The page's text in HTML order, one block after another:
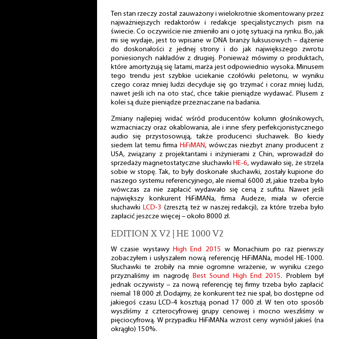
Ten stan rzeczy został zauważony i wielokrotnie skomentowany przez
najważniejszych redaktorów i redakcje specjalistycznych pism na
świecie. Co oczywiście nie zmieniło ani o jotę sytuacji na rynku. Bo, jak
mi się wydaje, jest to wpisane w DNA branży luksusowych – dążenie
do doskonałości z jednej strony i do jak największego zwrotu
poniesionych nakładów z drugiej. Ponieważ mówimy o produktach,
które amortyzują się latami, marża jest odpowiednio wysoka. Minusem
tego trendu jest szybkie uciekanie czołówki peletonu, w wyniku
czego coraz mniej ludzi decyduje się go trzymać i coraz mniej ludzi,
nawet jeśli ich na oto stać, chce takie pieniądze wydawać. Plusem z
kolei są duże pieniądze przeznaczane na badania.
Zmiany najlepiej widać wśród producentów kolumn głośnikowych,
wzmacniaczy oraz okablowania, ale i inne sfery perfekcjonistycznego
audio się przystosowują, także producenci słuchawek. Bo kiedy
siedem lat temu firma HiFiMAN, wówczas niezbyt znany producent z
USA, związany z projektantami i inżynierami z Chin, wprowadził do
sprzedaży magnetostatyczne słuchawki HE-6, wydawało się, że strzela
sobie w stopę. Tak, to były doskonałe słuchawki, zostały kupione do
naszego systemu referencyjnego, ale niemal 6000 zł, jakie trzeba było
wówczas za nie zapłacić wydawało się ceną z sufitu. Nawet jeśli
największy konkurent HiFiMANa, firma Audeze, miała w ofercie
słuchawki LCD-3 (zresztą też w naszej redakcji), za które trzeba było
zapłacić jeszcze więcej – około 8000 zł.
EDITION X V2 | HE 1000 V2
W czasie wystawy High End 2015 w Monachium po raz pierwszy
zobaczyłem i usłyszałem nową referencję HiFiMANa, model HE-1000.
Słuchawki te zrobiły na mnie ogromne wrażenie, w wyniku czego
przyznaliśmy im nagrodę Best Sound High End 2015. Problem był
jednak oczywisty – za nową referencję tej firmy trzeba było zapłacić
niemal 18 000 zł. Dodajmy, że konkurent też nie spał, bo dostępne od
jakiegoś czasu LCD-4 kosztują ponad 17 000 zł. W ten oto sposób
wyszliśmy z czterocyfrowej grupy cenowej i mocno weszliśmy w
pięciocyfrową. W przypadku HiFiMANa wzrost ceny wyniósł jakieś (na
okrągło) 150%.